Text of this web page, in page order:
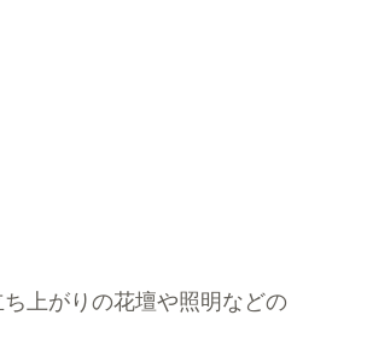
上がりの花壇や照明などの